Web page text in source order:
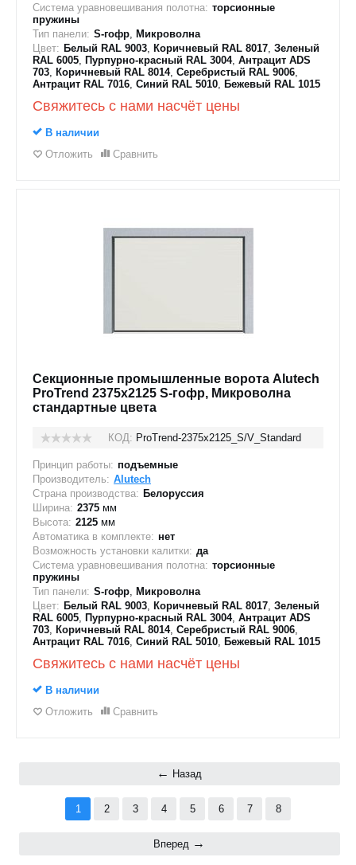
Система уравновешивания полотна: торсионные
пружины
Тип панели: S-гофр, Микроволна
Цвет: Белый RAL 9003, Коричневый RAL 8017, Зеленый
RAL 6005, Пурпурно-красный RAL 3004, Антрацит ADS
703, Коричневый RAL 8014, Серебристый RAL 9006,
Антрацит RAL 7016, Синий RAL 5010, Бежевый RAL 1015
Свяжитесь с нами насчёт цены
В наличии
Отложить
Сравнить
Секционные промышленные ворота Alutech
ProTrend 2375х2125 S-гофр, Микроволна
стандартные цвета
КОД: ProTrend-2375х2125_S/V_Standard
Принцип работы: подъемные
Производитель: Alutech
Страна производства: Белоруссия
Ширина: 2375 мм
Высота: 2125 мм
Автоматика в комплекте: нет
Возможность установки калитки: да
Система уравновешивания полотна: торсионные
пружины
Тип панели: S-гофр, Микроволна
Цвет: Белый RAL 9003, Коричневый RAL 8017, Зеленый
RAL 6005, Пурпурно-красный RAL 3004, Антрацит ADS
703, Коричневый RAL 8014, Серебристый RAL 9006,
Антрацит RAL 7016, Синий RAL 5010, Бежевый RAL 1015
Свяжитесь с нами насчёт цены
В наличии
Отложить
Сравнить
Назад
1 2 3 4 5 6 7 8
Вперед